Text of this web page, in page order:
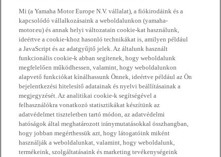
Mi (a Yamaha Motor Europe N.V. vállalat), a fiókirodáink és a
kapcsolódó vállalkozásaink a weboldalunkon (yamaha-
motor.eu) és annak helyi változatain cookie-kat használunk,
ideértve a cookie-khoz hasonló technikákat is, amilyen például
a JavaScript és az adatgyűjtő jelek. Az általunk használt
funkcionális cookie-k abban segítenek, hogy weboldalunk
megfelelően működhessen, valamint, hogy weboldalunkon
alapvető funkciókat kínálhassunk Önnek, ideértve például az Ön
bejelentkezési hitelesítő adatainak és nyelvi beállításainak a
megjegyzését. Az analitikai cookie-k segítségével a
felhasználókra vonatkozó statisztikákat készítünk az
adatvédelmet tiszteletben tartó módon, az adatvédelmi
hatóságok által meghatározott iránymutatásokkal összhangban,
hogy jobban megérthessük azt, hogy látogatóink miként
használják a weboldalunkat, valamint, hogy weboldalunk,
termékeink, szolgáltatásaink és marketing tevékenységeink